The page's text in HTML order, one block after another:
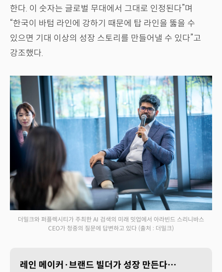
한다. 이 숫자는 글로벌 무대에서 그대로 인정된다”며
“한국이 바텀 라인에 강하기 때문에 탑 라인을 뚫을 수
있으면 기대 이상의 성장 스토리를 만들어낼 수 있다”고
강조했다.
더밀크와 퍼플렉시티가 주최한 AI 검색의 미래 밋업에서 아라빈드 스리니바스
CEO가 청중의 질문에 답변하고 있다 (출처 : 더밀크)
레인 메이커·브랜드 빌더가 성장 만든다…